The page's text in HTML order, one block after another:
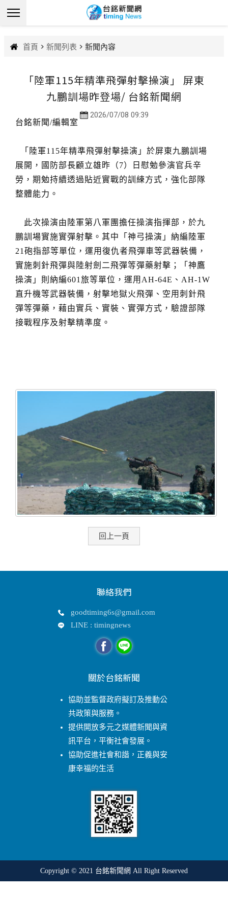
首頁 > 新聞列表 > 新聞內容
「陸軍115年精準飛彈射擊操演」 屏東
九鵬訓場昨登場/ 台銘新聞網
2026/07/08 09:39
台銘新聞/編輯室
「陸軍115年精準飛彈射擊操演」於屏東九鵬訓場
展開，國防部長顧立雄昨（7）日慰勉參演官兵辛
勞，期勉持續透過貼近實戰的訓練方式，強化部隊
整體能力。
此次操演由陸軍第八軍團擔任操演指揮部，於九
鵬訓場實施實彈射擊。其中「神弓操演」納編陸軍
21砲指部等單位，運用復仇者飛彈車等武器裝備，
實施刺針飛彈與陸射劍二飛彈等彈藥射擊；「神鷹
操演」則納編601旅等單位，運用AH-64E、AH-1W
直升機等武器裝備，射擊地獄火飛彈、空用刺針飛
彈等彈藥，藉由實兵、實裝、實彈方式，驗證部隊
接戰程序及射擊精準度。
回上一頁
聯絡我們
goodtiming6s@gmail.com
LINE : timingnews
關於台銘新聞
協助並監督政府擬訂及推動公
共政策與服務。
提供開放多元之媒體新聞與資
訊平台，平衡社會發展。
協助促進社會和諧，正義與安
康幸福的生活
Copyright © 2021 台銘新聞網 All Right Reserved